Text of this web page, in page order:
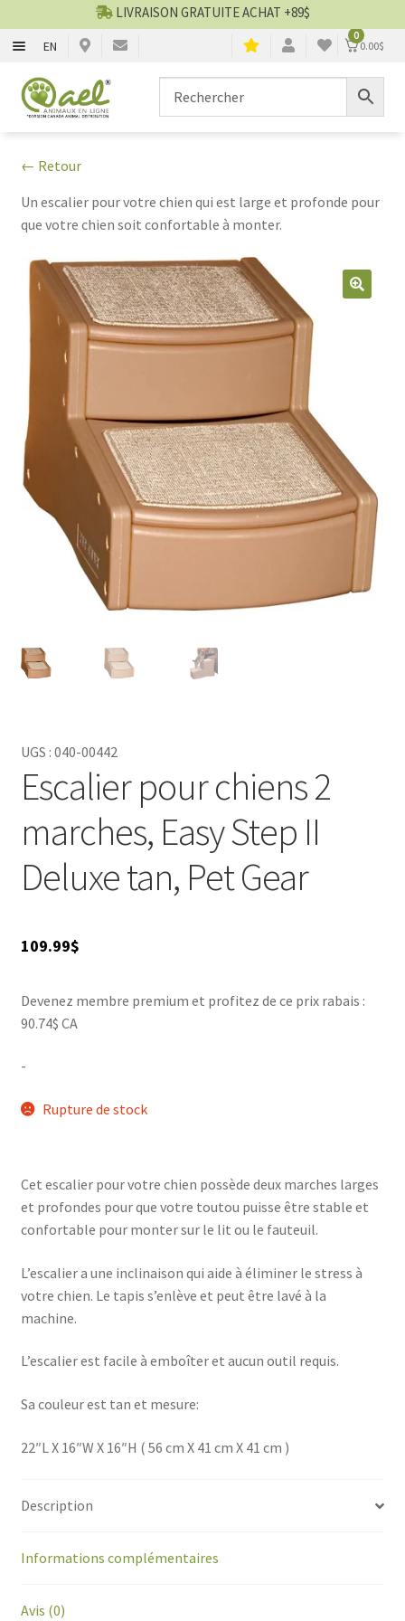
EN
0
0.00$
Aller
à
Aller
au
LIVRAISON GRATUITE ACHAT +89$
CHIENS
SERVICES
PAR MARQUES
🍁 PRODUITS CANADIEN
VENTES
← Retour
Un escalier pour votre chien qui est large et profonde pour
que votre chien soit confortable à monter.
UGS : 040-00442
Escalier pour chiens 2
marches, Easy Step II
Deluxe tan, Pet Gear
109.99$
Devenez membre premium et profitez de ce prix rabais :
90.74$ CA
-
Rupture de stock
Cet escalier pour votre chien possède deux marches larges
et profondes pour que votre toutou puisse être stable et
confortable pour monter sur le lit ou le fauteuil.
L’escalier a une inclinaison qui aide à éliminer le stress à
votre chien. Le tapis s’enlève et peut être lavé à la
machine.
L’escalier est facile à emboîter et aucun outil requis.
Sa couleur est tan et mesure:
22″L X 16″W X 16″H ( 56 cm X 41 cm X 41 cm )
Description
Informations complémentaires
Avis (0)